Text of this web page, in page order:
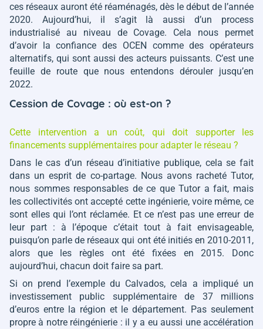
ces réseaux auront été réaménagés, dès le début de l’année
2020. Aujourd’hui, il s’agit là aussi d’un process
industrialisé au niveau de Covage. Cela nous permet
d’avoir la confiance des OCEN comme des opérateurs
alternatifs, qui sont aussi des acteurs puissants. C’est une
feuille de route que nous entendons dérouler jusqu’en
2022.
Cession de Covage : où est-on ?
Cette intervention a un coût, qui doit supporter les
financements supplémentaires pour adapter le réseau ?
Dans le cas d’un réseau d’initiative publique, cela se fait
dans un esprit de co-partage. Nous avons racheté Tutor,
nous sommes responsables de ce que Tutor a fait, mais
les collectivités ont accepté cette ingénierie, voire même, ce
sont elles qui l’ont réclamée. Et ce n’est pas une erreur de
leur part : à l’époque c’était tout à fait envisageable,
puisqu’on parle de réseaux qui ont été initiés en 2010-2011,
alors que les règles ont été fixées en 2015. Donc
aujourd’hui, chacun doit faire sa part.
Si on prend l’exemple du Calvados, cela a impliqué un
investissement public supplémentaire de 37 millions
d’euros entre la région et le département. Pas seulement
propre à notre réingénierie : il y a eu aussi une accélération